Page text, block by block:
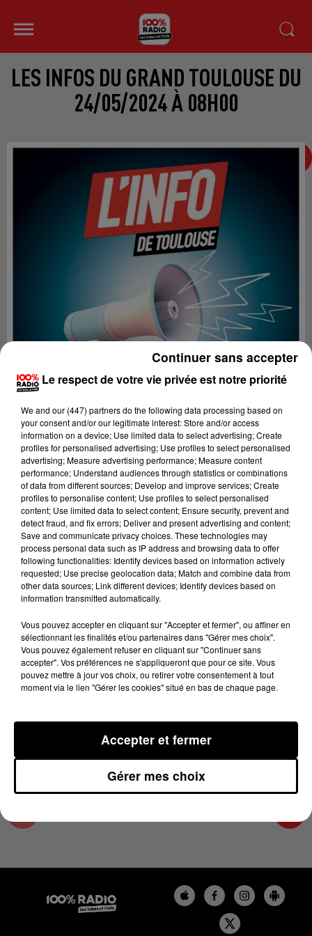
LES INFOS DU GRAND TOULOUSE DU
24/05/2024 À 08H00
Lecture (4 min 25 sec)
100%
100% Radio les infos du grand Toulouse
24 mai 2024 - 4 min 25 sec
LES INFOS DU GRAND TOULOUSE DU
24/05/2024 À 08H00
Podcasts infos du grand Toulouse
Le respect de votre vie privée est notre priorité
We and our (447) partnersdo the following data processing based on
your consent and/or our legitimate interest: Store and/or access
information on a device; Use limited data to select advertising; Create
profiles for personalised advertising; Use profiles to select personalised
advertising; Measure advertising performance; Measure content
performance; Understand audiences through statistics or combinations
of data from different sources; Develop and improve services; Create
profiles to personalise content; Use profiles to select personalised
content; Use limited data to select content; Ensure security, prevent and
detect fraud, and fix errors; Deliver and present advertising and content;
Save and communicate privacy choices. These technologies may
process personal data such as IP address and browsing data to offer
following functionalities: Identify devices based on information actively
requested; Use precise geolocation data; Match and combine data from
other data sources; Link different devices; Identify devices based on
information transmitted automatically.
Vous pouvez accepter en cliquant sur "Accepter et fermer", ou affiner en
sélectionnant les finalités et/ou partenaires dans "Gérer mes choix".
Vous pouvez également refuser en cliquant sur "Continuer sans
accepter". Vos préférences ne s'appliqueront que pour ce site. Vous
pouvez mettre à jour vos choix, ou retirer votre consentement à tout
moment via le lien "Gérer les cookies" situé en bas de chaque page.
Gérer mes choix
Accepter et fermer
Continuer sans accepter